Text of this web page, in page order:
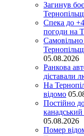
Загинув
Спека до
погоди на
05.08.2026
Ранкова
діставали
На
відомо
Постійно
05.08.2026
Помер